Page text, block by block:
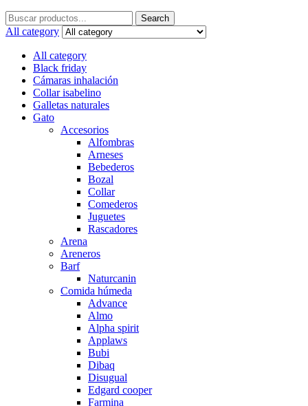
Search
for:
Search
All category
All category
Black friday
Cámaras inhalación
Collar isabelino
Galletas naturales
Gato
Accesorios
Alfombras
Arneses
Bebederos
Bozal
Collar
Comederos
Juguetes
Rascadores
Arena
Areneros
Barf
Naturcanin
Comida húmeda
Advance
Almo
Alpha spirit
Applaws
Bubi
Dibaq
Disugual
Edgard cooper
Farmina